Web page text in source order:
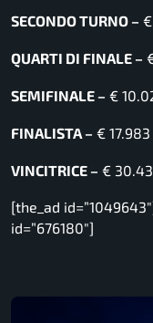
SECONDO TURNO –
QUARTI DI FINALE –
SEMIFINALE – €
FINALISTA – €
VINCITRICE – €
[the_ad
id=”676180″]